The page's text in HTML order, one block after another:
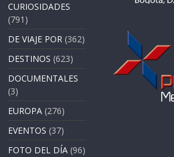
CURIOSIDADES
(791)
DE VIAJE POR (362)
DESTINOS (623)
DOCUMENTALES
(3)
EUROPA (276)
EVENTOS (37)
FOTO DEL DÍA (96)